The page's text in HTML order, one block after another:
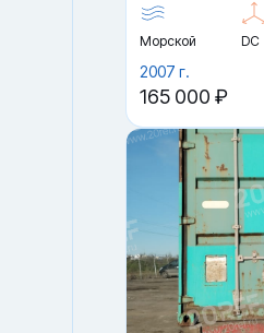
Морской DC
2007 г.
165 000 ₽